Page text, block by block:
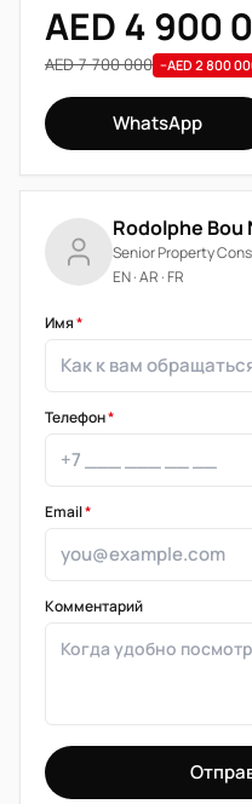
AED 4 900
AED 7 700 000 −AED 2 800
WhatsApp
Rodolphe Bou
Senior Property
EN · AR · FR
Имя*
Телефон*
Email*
Комментарий